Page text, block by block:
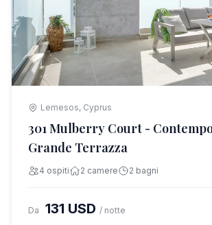
Lemesos, Cyprus
301 Mulberry Court -
Grande Terrazza
4 ospiti 2 camere 2 bagni
Da 131 USD / notte